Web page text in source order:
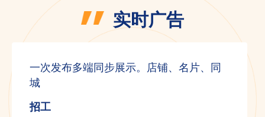
实时广告
一次发布多端同步展示。店铺、名片、同
城
招工